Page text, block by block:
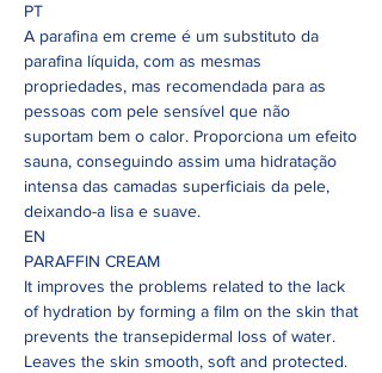
PT
A parafina em creme é um substituto da
parafina líquida, com as mesmas
propriedades, mas recomendada para as
pessoas com pele sensível que não
suportam bem o calor. Proporciona um efeito
sauna, conseguindo assim uma hidratação
intensa das camadas superficiais da pele,
deixando-a lisa e suave.
EN
PARAFFIN CREAM
It improves the problems related to the lack
of hydration by forming a film on the skin that
prevents the transepidermal loss of water.
Leaves the skin smooth, soft and protected.